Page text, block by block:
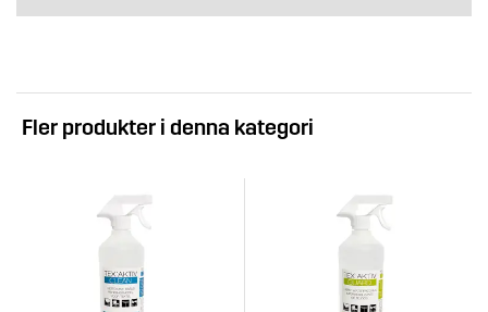
Fler produkter i denna kategori